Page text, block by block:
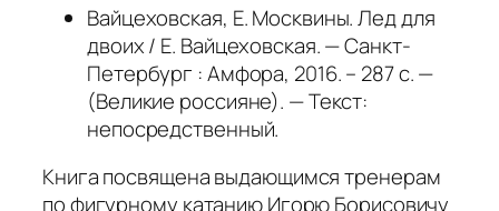
Вайцеховская, Е. Москвины. Лед для
двоих / Е. Вайцеховская. — Санкт-
Петербург : Амфора, 2016. – 287 с. —
(Великие россияне). — Текст:
непосредственный.
Книга посвящена выдающимся тренерам
по фигурному катанию Игорю Борисовичу